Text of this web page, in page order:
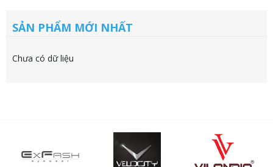
SẢN PHẨM MỚI NHẤT
Chưa có dữ liệu